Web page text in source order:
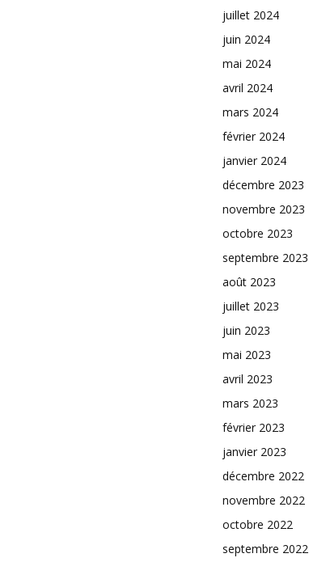
juillet 2024
juin 2024
mai 2024
avril 2024
mars 2024
février 2024
janvier 2024
décembre 2023
novembre 2023
octobre 2023
septembre 2023
août 2023
juillet 2023
juin 2023
mai 2023
avril 2023
mars 2023
février 2023
janvier 2023
décembre 2022
novembre 2022
octobre 2022
septembre 2022